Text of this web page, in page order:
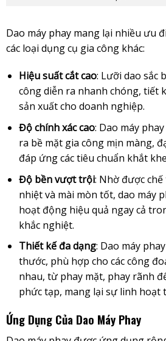
Dao máy phay mang lại nhiều ưu
các loại dụng cụ gia công khác:
Hiệu suất cắt cao: Lưỡi dao sắc
công diễn ra nhanh chóng, tiết
sản xuất cho doanh nghiệp.
Độ chính xác cao: Dao máy
ra bề mặt gia công mịn màng,
đáp ứng các tiêu chuẩn khắt
Độ bền vượt trội: Nhờ được
nhiệt và mài mòn tốt, dao máy
hoạt động hiệu quả ngay cả
khắc nghiệt.
Thiết kế đa dạng: Dao máy
thước, phù hợp cho các công
nhau, từ phay mặt, phay rãnh
phức tạp, mang lại sự linh hoạt
Ứng Dụng Của Dao Máy Phay